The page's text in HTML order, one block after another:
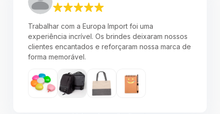
Trabalhar com a Europa Import foi uma
experiência incrível. Os brindes deixaram nossos
clientes encantados e reforçaram nossa marca de
forma memorável.